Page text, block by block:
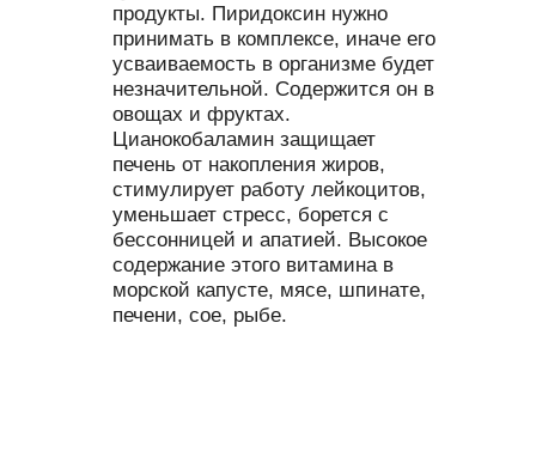
продукты. Пиридоксин нужно
принимать в комплексе, иначе его
усваиваемость в организме будет
незначительной. Содержится он в
овощах и фруктах.
Цианокобаламин защищает
печень от накопления жиров,
стимулирует работу лейкоцитов,
уменьшает стресс, борется с
бессонницей и апатией. Высокое
содержание этого витамина в
морской капусте, мясе, шпинате,
печени, сое, рыбе.